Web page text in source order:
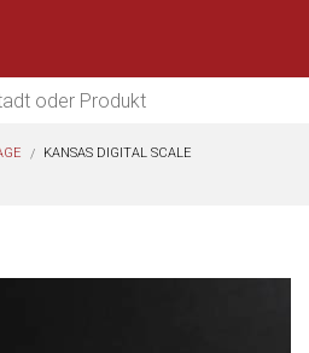
KANSAS DIGITAL SCALE